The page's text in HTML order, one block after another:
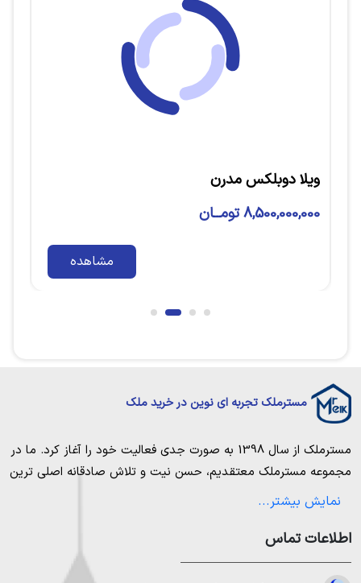
ویلا دوبلکس مدرن
8,500,000,000 تومــان
مشاهده
مسترملک تجربه ای نوین در خرید ملک
مسترملک
از سال 1398 به صورت جدی فعالیت خود را آغاز کرد. ما در
مجموعه مسترملک معتقدیم، حسن نیت و تلاش صادقانه اصلی ترین
عامل پیروزی و موفقیت در حوزه املاک بوده و از این رو تمام مساعی
مشتریانمان به ارمغان بیاوریم. مسترملک صرفاً در شهر های مرکزی
مازندران خرید و فروش ملک انجام می‌دهد. برای
خرید ملک در شمال
نمایش بیشتر...
اطلاعات تماس